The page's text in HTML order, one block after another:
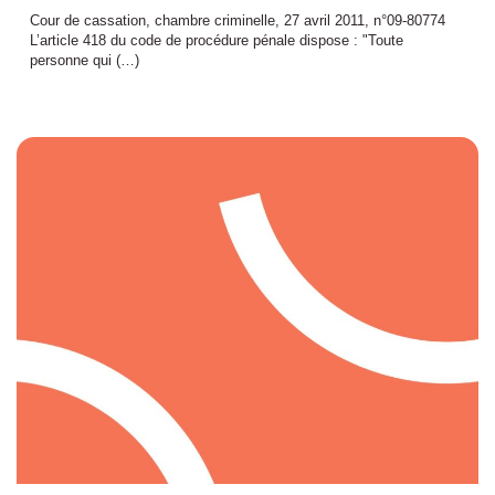
Cour de cassation, chambre criminelle, 27 avril 2011, n°09-80774
L’article 418 du code de procédure pénale dispose : "Toute
personne qui (…)